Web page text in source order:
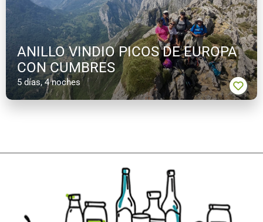
ANILLO VINDIO PICOS DE EUROPA
CON CUMBRES
5 días, 4 noches